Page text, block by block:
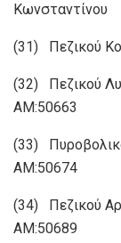
(31) Πεζικού
(32) Πεζικού
ΑΜ:50663
(33)
ΑΜ:50674
(34) Πεζικού
ΑΜ:50689